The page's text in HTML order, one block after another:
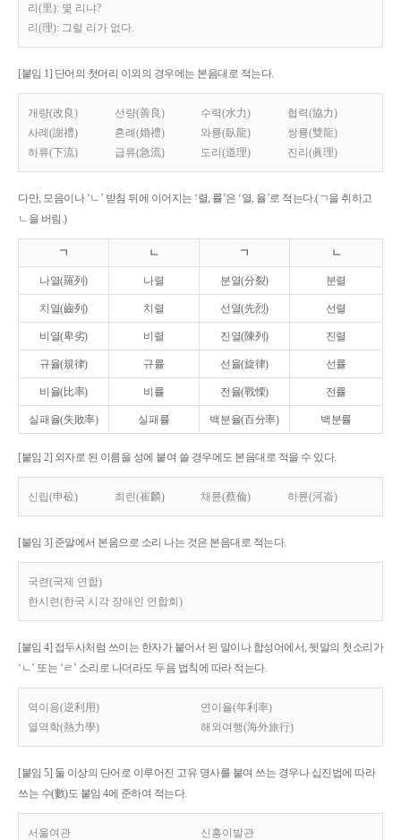
리(里): 몇 리냐?
리(理): 그럴 리가 없다.
[붙임 1] 단어의 첫머리 이외의 경우에는 본음대로 적는다.
개량(改良) 선량(善良) 수력(水力)
협력(協力)
사례(謝禮)
혼례(婚禮) 와룡(臥龍)
쌍룡(雙龍)
하류(下流)
급류(急流) 도리(道理) 진리(眞理)
다만, 모음이나 ‘ㄴ’ 받침 뒤에 이어지는 ‘렬, 률’은 ‘열, 율’로 적는다.(ㄱ을 취하고
ㄴ을 버림.)
ㄱ ㄴ ㄱ ㄴ
나열(羅列) 나렬 분열(分裂) 분렬
치열(齒列) 치렬 선열(先烈) 선렬
비열(卑劣) 비렬 진열(陳列) 진렬
규율(規律) 규률 선율(旋律) 선률
비율(比率) 비률 전율(戰慄) 전률
실패율(失敗率) 실패률 백분율(百分率) 백분률
[붙임 2] 외자로 된 이름을 성에 붙여 쓸 경우에도 본음대로 적을 수 있다.
신립(申砬) 최린(崔麟) 채륜(蔡倫) 하륜(河崙)
[붙임 3] 준말에서 본음으로 소리 나는 것은 본음대로 적는다.
국련(국제 연합)
한시련(한국 시각 장애인 연합회)
[붙임 4] 접두사처럼 쓰이는 한자가 붙어서 된 말이나 합성어에서, 뒷말의 첫소리가
‘ㄴ’ 또는 ‘ㄹ’ 소리로 나더라도 두음 법칙에 따라 적는다.
역이용(逆利用)
연이율(年利率)
열역학(熱力學)
해외여행(海外旅行)
[붙임 5] 둘 이상의 단어로 이루어진 고유 명사를 붙여 쓰는 경우나 십진법에 따라
쓰는 수(數)도 붙임 4에 준하여 적는다.
서울여관 신흥이발관